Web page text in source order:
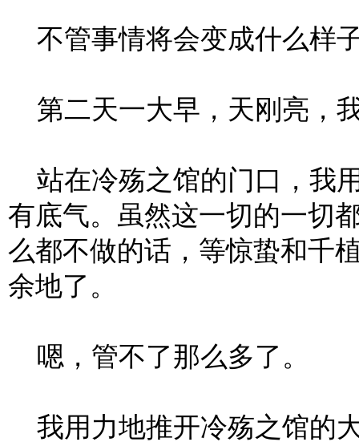
不管事情将会变成什么样
第二天一大早，天刚亮，
站在冷殇之馆的门口，我
有底气。虽然这一切的一切
么都不做的话，等惊蛰和千
余地了。
嗯，管不了那么多了。
我用力地推开冷殇之馆的